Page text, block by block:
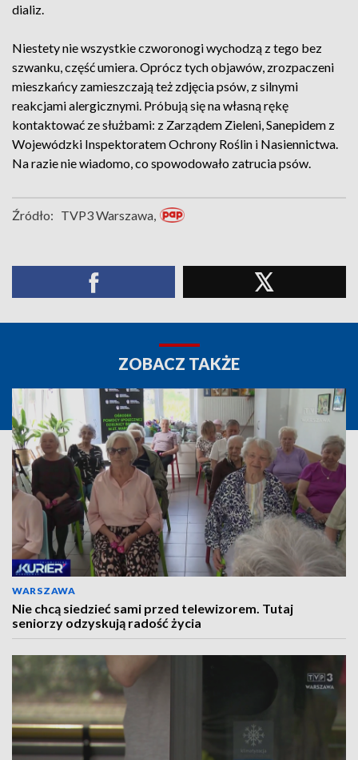
dializ.
Niestety nie wszystkie czworonogi wychodzą z tego bez
szwanku, część umiera. Oprócz tych objawów, zrozpaczeni
mieszkańcy zamieszczają też zdjęcia psów, z silnymi
reakcjami alergicznymi. Próbują się na własną rękę
kontaktować ze służbami: z Zarządem Zieleni, Sanepidem z
Wojewódzki Inspektoratem Ochrony Roślin i Nasiennictwa.
Na razie nie wiadomo, co spowodowało zatrucia psów.
Źródło: TVP3 Warszawa,
ZOBACZ TAKŻE
WARSZAWA
Nie chcą siedzieć sami przed telewizorem. Tutaj
seniorzy odzyskują radość życia